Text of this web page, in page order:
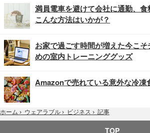
満員電車を避けて会社に通勤、
こんな方法はいかが？
お家で過ごす時間が増えた今こ
めの室内トレーニンググッズ
Amazonで売れている意外な冷凍
ホーム › ウェアラブル › ビジネス › 記事
TOP